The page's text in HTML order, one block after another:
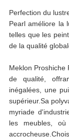
Perfection du
Pearl améliore la
telles que les
de la qualité
Meklon Proshiche
de qualité,
inégalées, une
supérieur.Sa
myriade
les meubles,